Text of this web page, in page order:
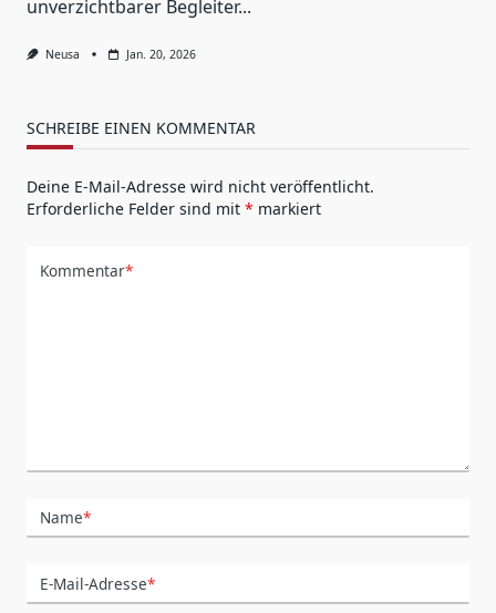
unverzichtbarer Begleiter...
Neusa Jan. 20, 2026
SCHREIBE EINEN KOMMENTAR
Deine E-Mail-Adresse wird nicht veröffentlicht.
Erforderliche Felder sind mit * markiert
Kommentar*
Name*
E-Mail-Adresse*